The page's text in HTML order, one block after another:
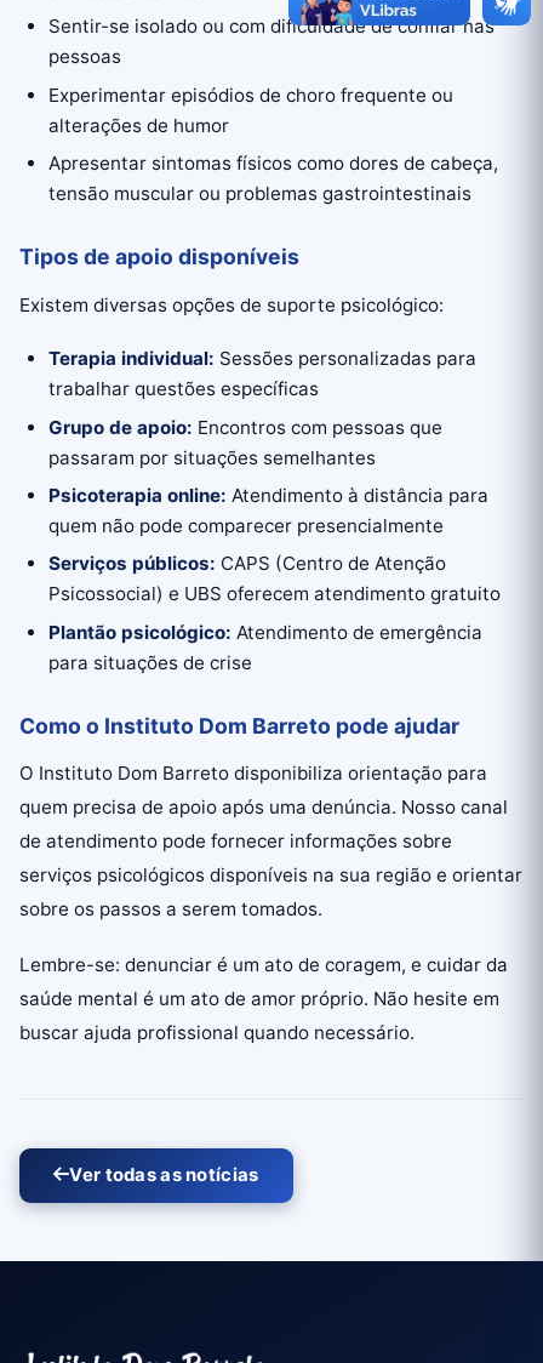
Sentir-se isolado ou com dificuldade de confiar nas
pessoas
Experimentar episódios de choro frequente ou
alterações de humor
Apresentar sintomas físicos como dores de cabeça,
tensão muscular ou problemas gastrointestinais
Tipos de apoio disponíveis
Existem diversas opções de suporte psicológico:
Terapia individual: Sessões personalizadas para
trabalhar questões específicas
Grupo de apoio: Encontros com pessoas que
passaram por situações semelhantes
Psicoterapia online: Atendimento à distância para
quem não pode comparecer presencialmente
Serviços públicos: CAPS (Centro de Atenção
Psicossocial) e UBS oferecem atendimento gratuito
Plantão psicológico: Atendimento de emergência
para situações de crise
Como o Instituto Dom Barreto pode ajudar
O Instituto Dom Barreto disponibiliza orientação para
quem precisa de apoio após uma denúncia. Nosso canal
de atendimento pode fornecer informações sobre
serviços psicológicos disponíveis na sua região e orientar
sobre os passos a serem tomados.
Lembre-se: denunciar é um ato de coragem, e cuidar da
saúde mental é um ato de amor próprio. Não hesite em
buscar ajuda profissional quando necessário.
Ver todas as notícias